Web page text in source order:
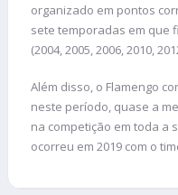
organizado em pontos
sete temporadas em que
(2004, 2005, 2006, 2010,
Além disso, o Flamengo
neste período, quase a
na competição em toda a
ocorreu em 2019 com o